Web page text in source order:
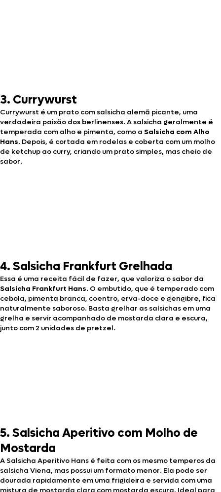
3. Currywurst
Currywurst é um prato com salsicha alemã picante, uma
verdadeira paixão dos berlinenses. A salsicha geralmente é
temperada com alho e pimenta, como a Salsicha com Alho
Hans. Depois, é cortada em rodelas e coberta com um molho
de ketchup ao curry, criando um prato simples, mas cheio de
sabor.
4. Salsicha Frankfurt Grelhada
Essa é uma receita fácil de fazer, que valoriza o sabor da
Salsicha Frankfurt Hans. O embutido, que é temperado com
cebola, pimenta branca, coentro, erva-doce e gengibre, fica
naturalmente saboroso. Basta grelhar as salsichas em uma
grelha e servir acompanhado de mostarda clara e escura,
junto com 2 unidades de pretzel.
5. Salsicha Aperitivo com Molho de
Mostarda
A Salsicha Aperitivo Hans é feita com os mesmo temperos da
salsicha Viena, mas possui um formato menor. Ela pode ser
dourada rapidamente em uma frigideira e servida com uma